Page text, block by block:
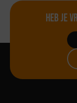
Heb je